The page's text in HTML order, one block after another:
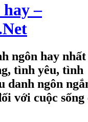
–
ngôn hay
tình yêu, tình
danh ngôn
với cuộc